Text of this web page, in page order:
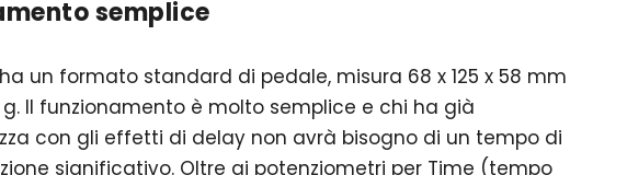
semplice
ha un formato standard di pedale, misura 68 x 125 x 58 mm
Il funzionamento è molto semplice e chi ha già
con gli effetti di delay non avrà bisogno di un tempo di
significativo. Oltre ai potenziometri per Time (tempo